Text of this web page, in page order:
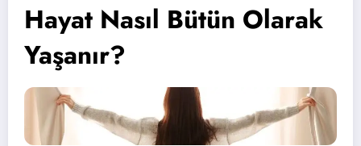
Hayat Nasıl Bütün Olarak
Yaşanır?